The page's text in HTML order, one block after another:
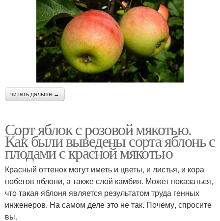
читать дальше →
Сорт яблок с розовой мякотью.
Как были выведены сорта яблонь с
плодами с красной мякотью
Красный оттенок могут иметь и цветы, и листья, и кора
побегов яблони, а также слой камбия. Может показаться,
что такая яблоня является результатом труда генных
инженеров. На самом деле это не так. Почему, спросите
вы.